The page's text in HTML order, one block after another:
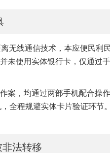
无线通信技术，本应便民
未使用实体银行卡，仅通过
案，均通过两部手机配合操
全程规避实体卡片验证环节
法转移